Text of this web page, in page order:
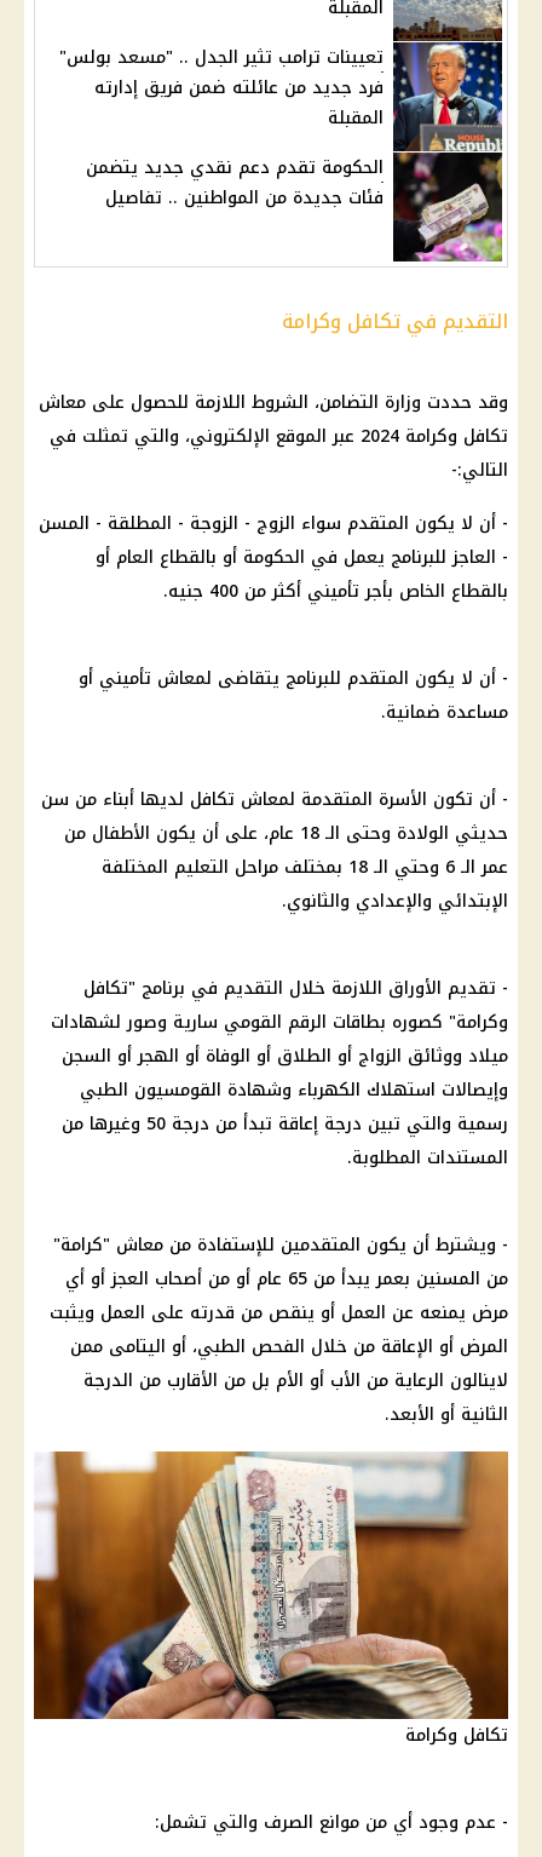
المقبلة
تعيينات ترامب تثير الجدل .. "مسعد بولس"
فرد جديد من عائلته ضمن فريق إدارته
المقبلة
الحكومة تقدم دعم نقدي جديد يتضمن
فئات جديدة من المواطنين .. تفاصيل
التقديم في تكافل وكرامة
وقد حددت وزارة التضامن، الشروط اللازمة للحصول على معاش
تكافل وكرامة 2024
عبر الموقع الإلكتروني، والتي تمثلت في
التالي:-
- أن لا يكون المتقدم سواء الزوج - الزوجة - المطلقة - المسن
- العاجز للبرنامج يعمل في الحكومة أو بالقطاع العام أو
بالقطاع الخاص بأجر تأميني أكثر من 400 جنيه.
- أن لا يكون المتقدم للبرنامج يتقاضى لمعاش تأميني أو
مساعدة ضمانية.
- أن تكون الأسرة المتقدمة لمعاش تكافل لديها أبناء من سن
حديثي الولادة وحتى الـ 18 عام، على أن يكون الأطفال من
عمر الـ 6 وحتي الـ 18 بمختلف مراحل
التعليم المختلفة
الإبتدائي والإعدادي والثانوي.
- تقديم الأوراق اللازمة خلال التقديم في برنامج "تكافل
وكرامة" كصوره بطاقات الرقم القومي سارية وصور لشهادات
ميلاد ووثائق الزواج أو الطلاق أو الوفاة أو الهجر أو السجن
وإيصالات استهلاك الكهرباء وشهادة القومسيون الطبي
رسمية والتي تبين درجة إعاقة تبدأ من درجة 50 وغيرها من
المستندات المطلوبة.
- ويشترط أن يكون المتقدمين للإستفادة من معاش "كرامة"
من المسنين بعمر يبدأ من 65 عام أو من أصحاب العجز أو أي
مرض يمنعه عن العمل أو ينقص من قدرته على العمل ويثبت
المرض أو الإعاقة من خلال الفحص الطبي، أو اليتامى ممن
لاينالون الرعاية من الأب أو الأم بل من الأقارب من الدرجة
الثانية أو الأبعد.
تكافل وكرامة
- عدم وجود أي من موانع الصرف والتي تشمل: